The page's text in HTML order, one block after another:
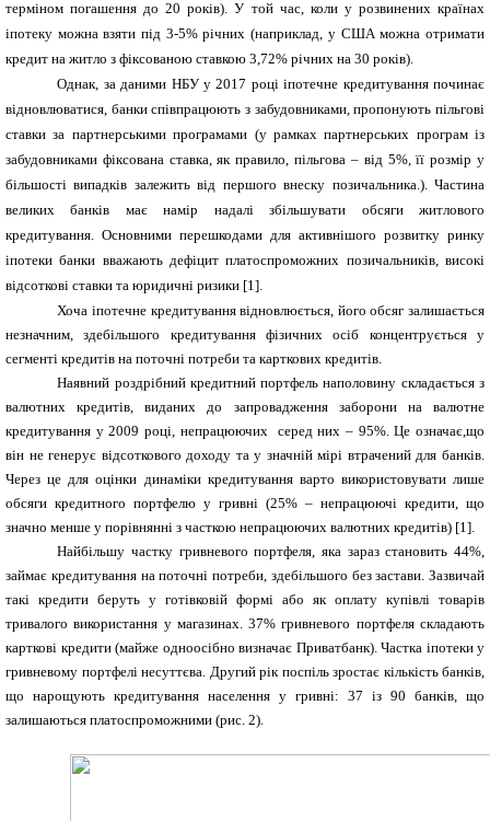
терміном погашення до 20 років).
У той час, коли у розвинених країнах
іпотеку можна взяти під 3-5% річних (наприклад, у США можна отримати
кредит на житло з фіксованою ставкою 3,72% річних на 30 років).
Однак, за даними НБУ у 2017 році іпотечне кредитування починає
відновлюватися, банки співпрацюють з забудовниками, пропонують пільгові
ставки за партнерськими програмами (у рамках партнерських програм із
забудовниками фіксована ставка, як правило, пільгова – від 5%, її розмір у
більшості випадків залежить від першого внеску позичальника.). Частина
великих банків має намір надалі збільшувати обсяги житлового
кредитування. Основними перешкодами для активнішого розвитку ринку
іпотеки банки вважають дефіцит платоспроможних позичальників, високі
відсоткові ставки та юридичні ризики [1].
Хоча іпотечне кредитування відновлюється, його обсяг залишається
незначним, здебільшого кредитування фізичних осіб концентрується у
сегменті кредитів на поточні потреби та карткових кредитів.
Наявний роздрібний кредитний портфель наполовину складається з
валютних кредитів, виданих до запровадження заборони на валютне
кредитування у 2009 році, непрацюючих серед них – 95%. Це означає,що
він не генерує відсоткового доходу та у значній мірі втрачений для банків.
Через це для оцінки динаміки кредитування варто використовувати лише
обсяги кредитного портфелю у гривні (25% – непрацюючі кредити, що
значно менше у порівнянні з часткою непрацюючих валютних кредитів) [1].
Найбільшу частку гривневого портфеля, яка зараз становить 44%,
займає кредитування на поточні потреби, здебільшого без застави. Зазвичай
такі кредити беруть у готівковій формі або як оплату купівлі товарів
тривалого використання у магазинах. 37% гривневого портфеля складають
карткові кредити (майже одноосібно визначає Приватбанк). Частка іпотеки у
гривневому портфелі несуттєва. Другий рік поспіль зростає кількість банків,
що нарощують кредитування населення у гривні: 37 із 90 банків, що
залишаються платоспроможними (рис. 2).